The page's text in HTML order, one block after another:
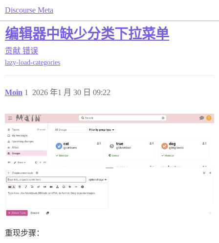
Discourse Meta
编辑器中缺少分类下拉菜单
贡献 错误
lazy-load-categories
Moin 2026 年1 月 30 日 09:22
1
重现步骤：